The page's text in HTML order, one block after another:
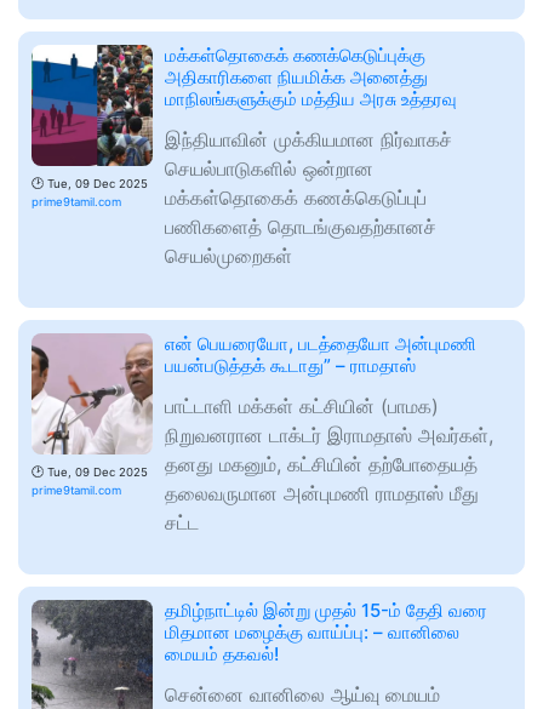
🕑 Tue, 09 Dec 2025
prime9tamil.com
மக்கள்தொகைக் கணக்கெடுப்புக்கு
அதிகாரிகளை நியமிக்க அனைத்து
மாநிலங்களுக்கும் மத்திய அரசு உத்தரவு
இந்தியாவின் முக்கியமான நிர்வாகச்
செயல்பாடுகளில் ஒன்றான
மக்கள்தொகைக் கணக்கெடுப்புப்
பணிகளைத் தொடங்குவதற்கானச்
செயல்முறைகள்
🕑 Tue, 09 Dec 2025
prime9tamil.com
என் பெயரையோ, படத்தையோ அன்புமணி
பயன்படுத்தக் கூடாது” – ராமதாஸ்
பாட்டாளி மக்கள் கட்சியின் (பாமக)
நிறுவனரான டாக்டர் இராமதாஸ் அவர்கள்,
தனது மகனும், கட்சியின் தற்போதையத்
தலைவருமான அன்புமணி ராமதாஸ் மீது
சட்ட
தமிழ்நாட்டில் இன்று முதல் 15-ம் தேதி வரை
மிதமான மழைக்கு வாய்ப்பு: – வானிலை
மையம் தகவல்!
சென்னை வானிலை ஆய்வு மையம்